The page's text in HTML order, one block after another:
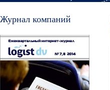
Журнал компаний